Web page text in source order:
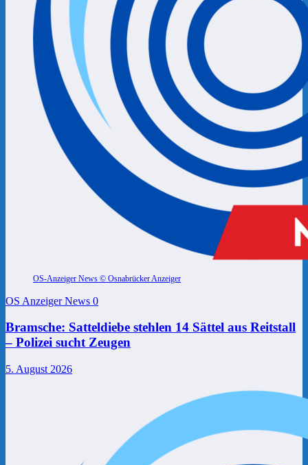
OS-Anzeiger News © Osnabrücker Anzeiger
OS Anzeiger News 0
Bramsche: Satteldiebe stehlen 14 Sättel aus Reitstall
– Polizei sucht Zeugen
5. August 2026